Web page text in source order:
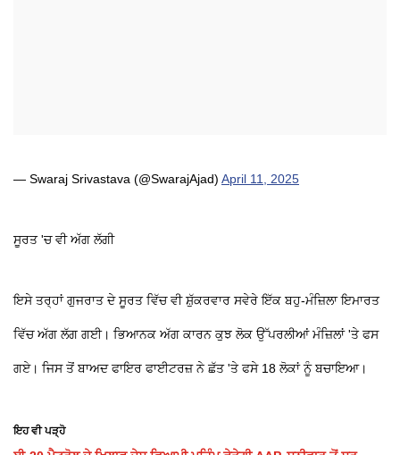
— Swaraj Srivastava (@SwarajAjad) April 11, 2025
ਸੂਰਤ 'ਚ ਵੀ ਅੱਗ ਲੱਗੀ
ਇਸੇ ਤਰ੍ਹਾਂ ਗੁਜਰਾਤ ਦੇ ਸੂਰਤ ਵਿੱਚ ਵੀ ਸ਼ੁੱਕਰਵਾਰ ਸਵੇਰੇ ਇੱਕ ਬਹੁ-ਮੰਜ਼ਿਲਾ ਇਮਾਰਤ
ਵਿੱਚ ਅੱਗ ਲੱਗ ਗਈ। ਭਿਆਨਕ ਅੱਗ ਕਾਰਨ ਕੁਝ ਲੋਕ ਉੱਪਰਲੀਆਂ ਮੰਜ਼ਿਲਾਂ 'ਤੇ ਫਸ
ਗਏ। ਜਿਸ ਤੋਂ ਬਾਅਦ ਫਾਇਰ ਫਾਈਟਰਜ਼ ਨੇ ਛੱਤ 'ਤੇ ਫਸੇ 18 ਲੋਕਾਂ ਨੂੰ ਬਚਾਇਆ।
ਇਹ ਵੀ ਪੜ੍ਹੋ